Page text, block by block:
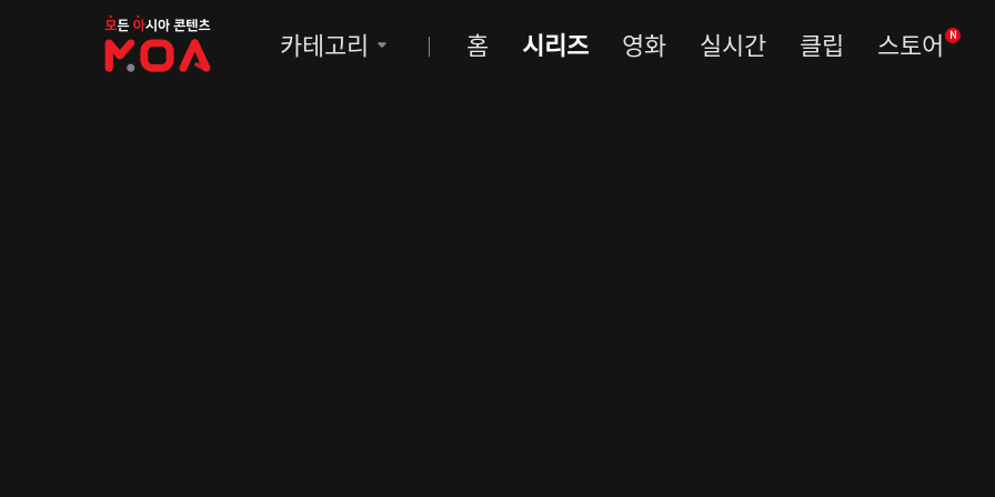
MOA
카테고리 홈 시리즈 영화 실시간 클립 스토어 N